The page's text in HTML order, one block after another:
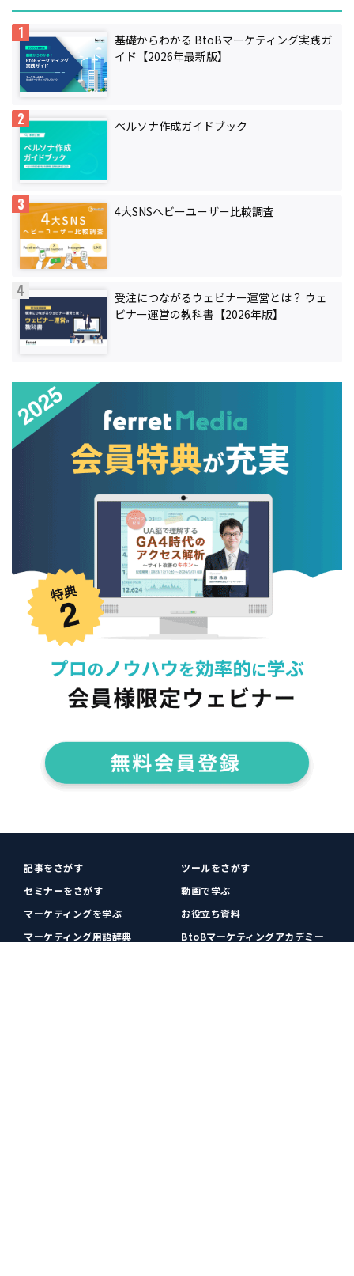
基礎からわかる BtoBマーケティング実践ガ
イド【2026年最新版】
ペルソナ作成ガイドブック
4大SNSヘビーユーザー比較調査
受注につながるウェビナー運営とは？ ウェ
ビナー運営の教科書【2026年版】
記事をさがす
ツールをさがす
セミナーをさがす
動画で学ぶ
マーケティングを学ぶ
お役立ち資料
マーケティング用語辞典
BtoBマーケティングアカデミー